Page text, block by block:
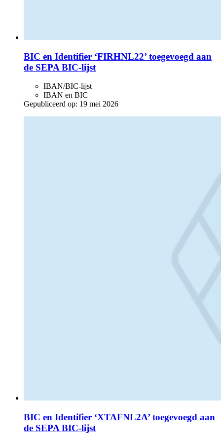
BIC en Identifier ‘FIRHNL22’ toegevoegd aan
de SEPA BIC-lijst
IBAN/BIC-lijst
IBAN en BIC
Gepubliceerd op: 19 mei 2026
BIC en Identifier ‘XTAFNL2A’ toegevoegd aan
de SEPA BIC-lijst